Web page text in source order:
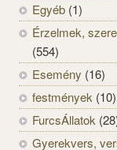
Egyéb (1)
Érzelmek,
(554)
Esemény (16)
festmények (10)
FurcsÁllatok
Gyerekvers,